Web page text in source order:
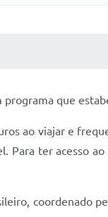
que
ao viajar e
Para ter acesso